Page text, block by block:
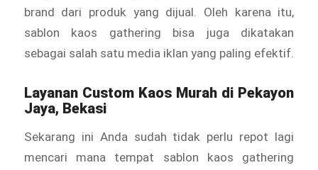
brand dari produk yang dijual. Oleh karena itu,
sablon kaos gathering bisa juga dikatakan
sebagai salah satu media iklan yang paling efektif.
Layanan Custom Kaos Murah di Pekayon
Jaya, Bekasi
Sekarang ini Anda sudah tidak perlu repot lagi
mencari mana tempat sablon kaos gathering